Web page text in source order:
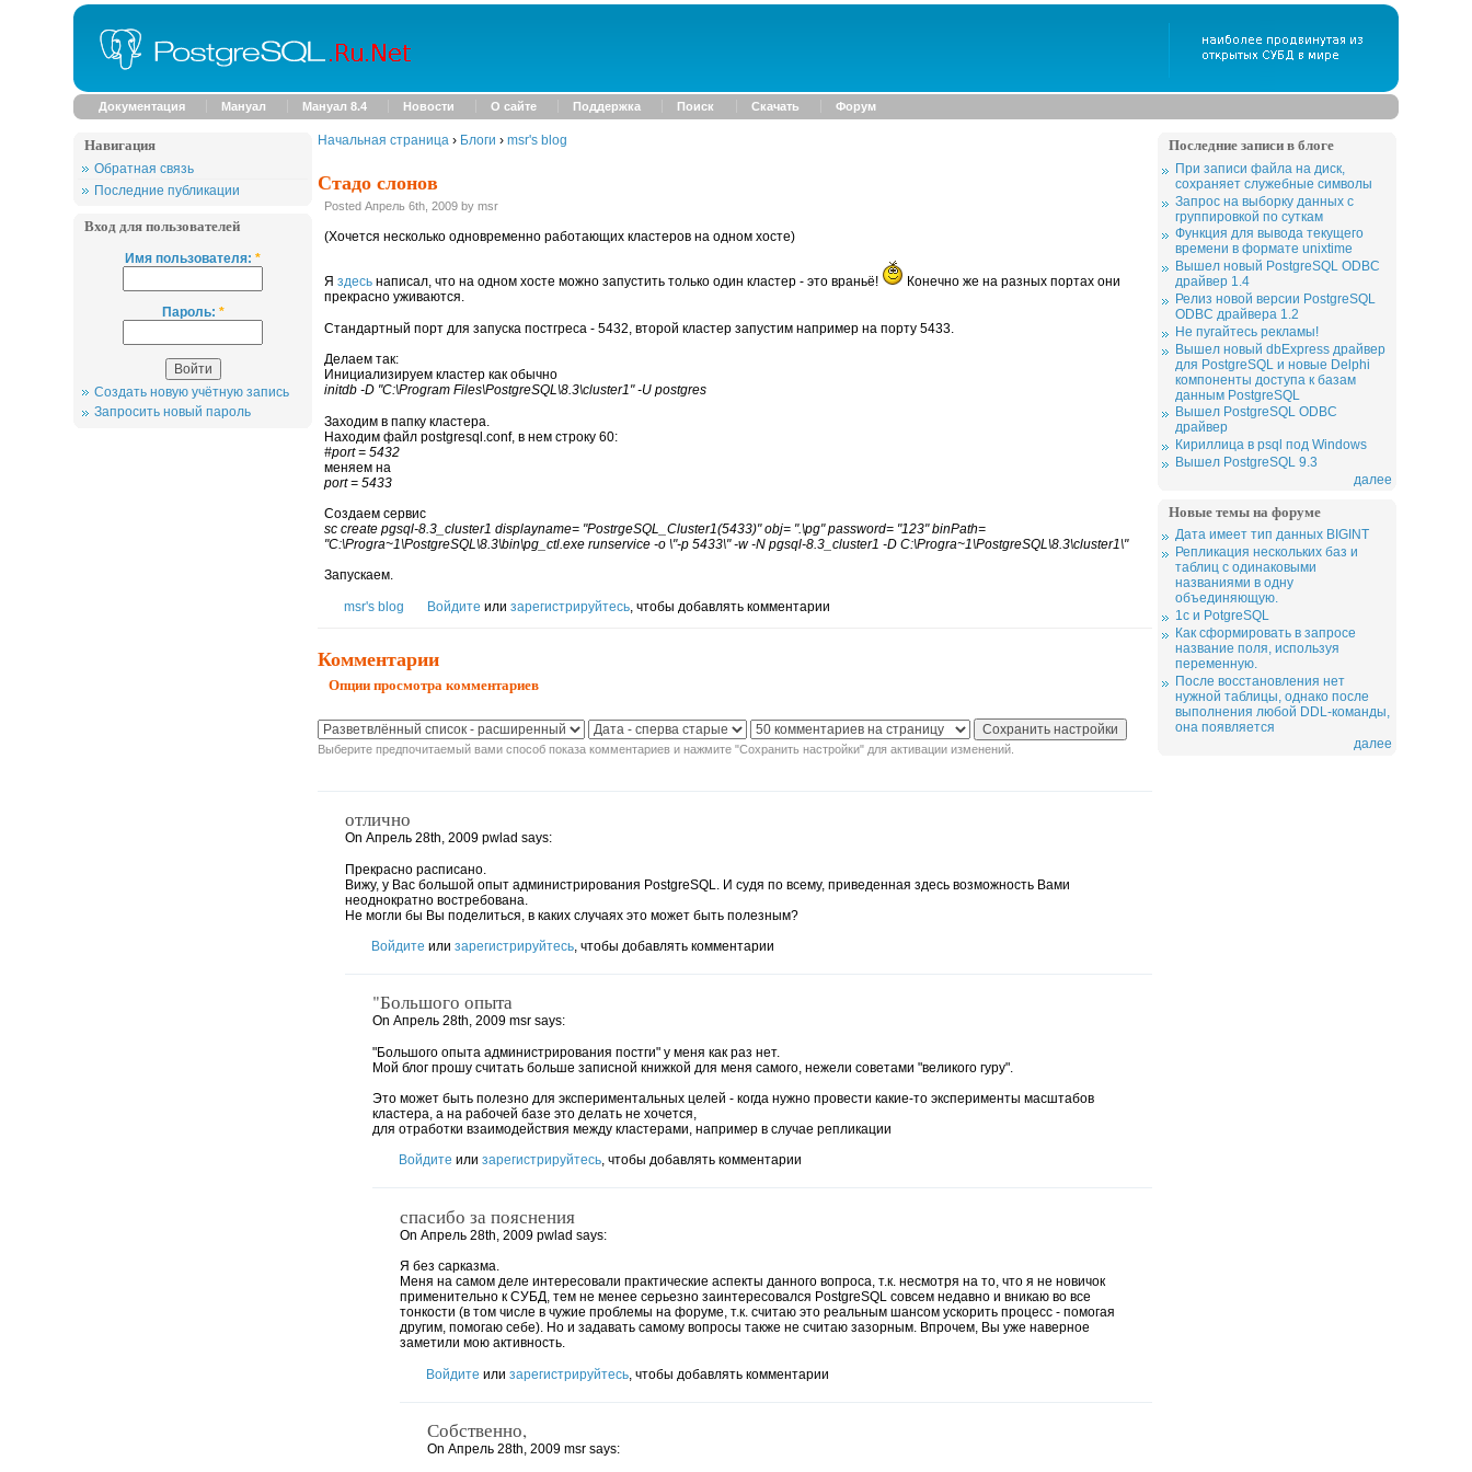
Документация Мануал Мануал 8.4 Новости О сайте Поддержка Поиск Скачать Форум
Навигация
Обратная связь
Последние публикации
Вход для пользователей
Имя пользователя:*
Пароль: *
Создать новую учётную запись
Запросить новый пароль
Начальная страница› Блоги › msr's blog
Стадо слонов
Posted Апрель 6th, 2009 by msr
(Хочется несколько одновременно работающих кластеров на одном хосте)
Я здесьнаписал, что на одном хосте можно запустить только один кластер - это враньё!
Конечно же на разных портах они
прекрасно уживаются.
Стандартный порт для запуска постгреса - 5432, второй кластер запустим например на порту 5433.
Делаем так:
Инициализируем кластер как обычно
initdb -D "C:\Program Files\PostgreSQL\8.3\cluster1" -U postgres
Заходим в папку кластера.
Находим файл postgresql.conf, в нем строку 60:
#port = 5432
меняем на
port = 5433
Создаем сервис
sc create pgsql-8.3_cluster1 displayname= "PostrgeSQL_Cluster1(5433)" obj= ".\pg" password= "123" binPath=
"C:\Progra~1\PostgreSQL\8.3\bin\pg_ctl.exe runservice -o \"-p 5433\" -w -N pgsql-8.3_cluster1 -D C:\Progra~1\PostgreSQL\8.3\cluster1\"
Запускаем.
msr's blog Войдите или зарегистрируйтесь, чтобы добавлять комментарии
Комментарии
Опции просмотра комментариев
Выберите предпочитаемый вами способ показа комментариев и нажмите "Сохранить настройки" для активации изменений.
отлично
On Апрель 28th, 2009 pwlad says:
Прекрасно расписано.
Вижу, у Вас большой опыт администрирования PostgreSQL. И судя по всему, приведенная здесь возможность Вами
неоднократно востребована.
Не могли бы Вы поделиться, в каких случаях это может быть полезным?
Войдите или зарегистрируйтесь, чтобы добавлять комментарии
"Большого опыта
On Апрель 28th, 2009 msr says:
"Большого опыта администрирования постги" у меня как раз нет.
Мой блог прошу считать больше записной книжкой для меня самого, нежели советами "великого гуру".
Это может быть полезно для экспериментальных целей - когда нужно провести какие-то эксперименты масштабов
кластера, а на рабочей базе это делать не хочется,
для отработки взаимодействия между кластерами, например в случае репликации
Войдите или зарегистрируйтесь, чтобы добавлять комментарии
спасибо за пояснения
On Апрель 28th, 2009 pwlad says:
Я без сарказма.
Меня на самом деле интересовали практические аспекты данного вопроса, т.к. несмотря на то, что я не новичок
применительно к СУБД, тем не менее серьезно заинтересовался PostgreSQL совсем недавно и вникаю во все
тонкости (в том числе в чужие проблемы на форуме, т.к. считаю это реальным шансом ускорить процесс - помогая
другим, помогаю себе). Но и задавать самому вопросы также не считаю зазорным. Впрочем, Вы уже наверное
заметили мою активность.
Войдите или зарегистрируйтесь, чтобы добавлять комментарии
Собственно,
On Апрель 28th, 2009 msr says:
Последние записи в блоге
При записи файла на диск,
сохраняет служебные символы
Запрос на выборку данных с
группировкой по суткам
Функция для вывода текущего
времени в формате unixtime
Вышел новый PostgreSQL ODBC
драйвер 1.4
Релиз новой версии PostgreSQL
ODBC драйвера 1.2
Не пугайтесь рекламы!
Вышел новый dbExpress драйвер
для PostgreSQL и новые Delphi
компоненты доступа к базам
данным PostgreSQL
Вышел PostgreSQL ODBC
драйвер
Кириллица в psql под Windows
Вышел PostgreSQL 9.3
далее
Новые темы на форуме
Дата имеет тип данных BIGINT
Репликация нескольких баз и
таблиц с одинаковыми
названиями в одну
объединяющую.
1c и PotgreSQL
Как сформировать в запросе
название поля, используя
переменную.
После восстановления нет
нужной таблицы, однако после
выполнения любой DDL-команды,
она появляется
далее